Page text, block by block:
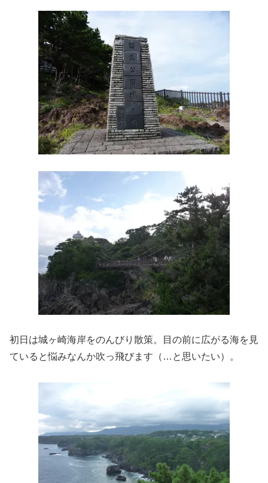
初日は城ヶ崎海岸をのんびり散策。目の前に広がる海を見
ていると悩みなんか吹っ飛びます（…と思いたい）。